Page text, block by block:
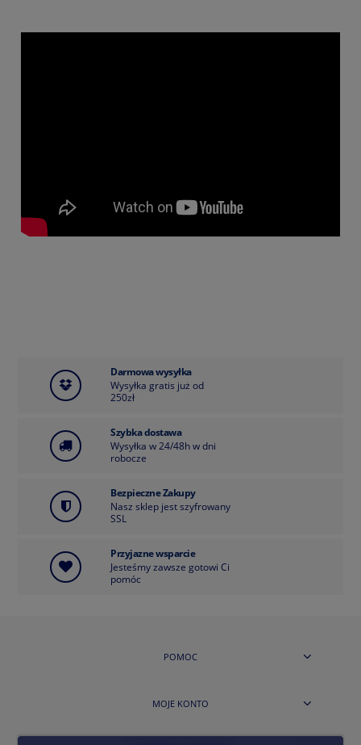
Darmowa wysyłka
Wysyłka gratis już od
250zł
Szybka dostawa
Wysyłka w 24/48h w dni
robocze
Bezpieczne Zakupy
Nasz sklep jest szyfrowany
SSL
Przyjazne wsparcie
Jesteśmy zawsze gotowi Ci
pomóc
POMOC
MOJE KONTO